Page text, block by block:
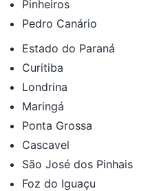
Pinheiros
Pedro Canário
Estado do Paraná
Curitiba
Londrina
Maringá
Ponta Grossa
Cascavel
São José dos Pinhais
Foz do Iguaçu